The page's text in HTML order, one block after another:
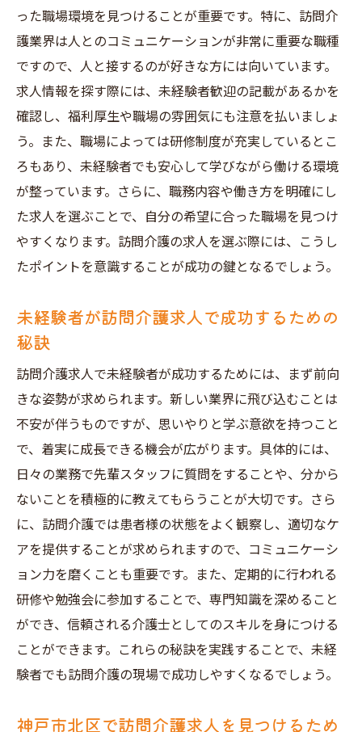
った職場環境を見つけることが重要です。特に、訪問介
護業界は人とのコミュニケーションが非常に重要な職種
ですので、人と接するのが好きな方には向いています。
求人情報を探す際には、未経験者歓迎の記載があるかを
確認し、福利厚生や職場の雰囲気にも注意を払いましょ
う。また、職場によっては研修制度が充実しているとこ
ろもあり、未経験者でも安心して学びながら働ける環境
が整っています。さらに、職務内容や働き方を明確にし
た求人を選ぶことで、自分の希望に合った職場を見つけ
やすくなります。訪問介護の求人を選ぶ際には、こうし
たポイントを意識することが成功の鍵となるでしょう。
未経験者が訪問介護求人で成功するための
秘訣
訪問介護求人で未経験者が成功するためには、まず前向
きな姿勢が求められます。新しい業界に飛び込むことは
不安が伴うものですが、思いやりと学ぶ意欲を持つこと
で、着実に成長できる機会が広がります。具体的には、
日々の業務で先輩スタッフに質問をすることや、分から
ないことを積極的に教えてもらうことが大切です。さら
に、訪問介護では患者様の状態をよく観察し、適切なケ
アを提供することが求められますので、コミュニケーシ
ョン力を磨くことも重要です。また、定期的に行われる
研修や勉強会に参加することで、専門知識を深めること
ができ、信頼される介護士としてのスキルを身につける
ことができます。これらの秘訣を実践することで、未経
験者でも訪問介護の現場で成功しやすくなるでしょう。
神戸市北区で訪問介護求人を見つけるため